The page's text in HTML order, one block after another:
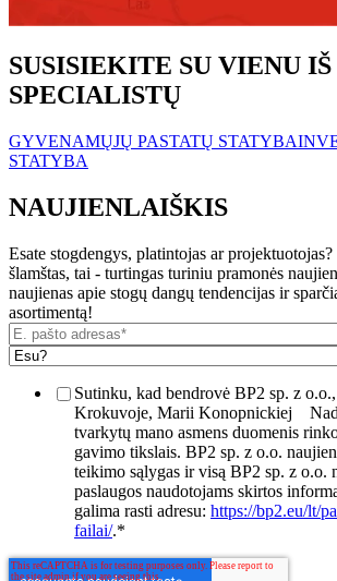
SUSISIEKITE SU VIENU
SPECIALISTŲ
GYVENAMŲJŲ PASTATŲ STATYBA
STATYBA
NAUJIENLAIŠKIS
Esate stogdengys, platintojas ar
šlamštas, tai - turtingas turiniu pramonės
naujienas apie stogų dangų tendencijas ir
asortimentą!
Sutinku, kad bendrovė BP2 sp. z
Krokuvoje, Marii Konopnickiej
tvarkytų mano asmens duomenis
gavimo tikslais. BP2 sp. z o.o.
teikimo sąlygas ir visą BP2 sp. z o.o.
paslaugos naudotojams skirtos
galima rasti adresu: https://bp2.eu/lt/
failai/.*